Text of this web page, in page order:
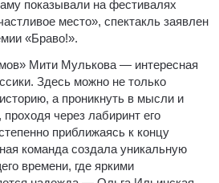
показывали на фестивалях
место», спектакль заявлен
«Браво!».
Мити Мулькова — интересная
Здесь можно не только
а проникнуть в мысли и
через лабиринт его
приближаясь к концу
команда создала уникальную
времени, где яркими